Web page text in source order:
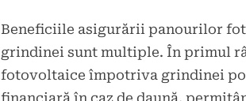
Beneficiile asigurării panourilor
grindinei sunt multiple. În primul
fotovoltaice împotriva grindinei
financiară în caz de daună,